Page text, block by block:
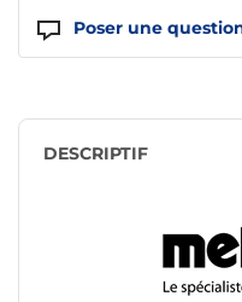
Poser une
DESCRIPTIF